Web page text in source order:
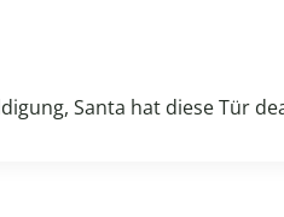
Santa hat diese Tür